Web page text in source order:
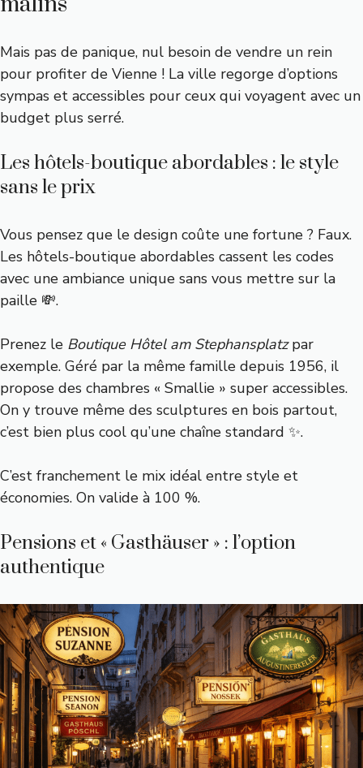
Mais pas de panique, nul besoin de vendre un rein
pour profiter de Vienne ! La ville regorge d’options
sympas et accessibles pour ceux qui voyagent avec un
budget plus serré.
Les hôtels-boutique abordables : le style
sans le prix
Vous pensez que le design coûte une fortune ? Faux.
Les hôtels-boutique abordables cassent les codes
avec une ambiance unique sans vous mettre sur la
paille 💸.
Prenez le Boutique Hôtel am Stephansplatzpar
exemple. Géré par la même famille depuis 1956, il
propose des chambres « Smallie » super accessibles.
On y trouve même des sculptures en bois partout,
c’est bien plus cool qu’une chaîne standard ✨.
C’est franchement le mix idéal entre style et
économies. On valide à 100 %.
Pensions et « Gasthäuser » : l’option
authentique